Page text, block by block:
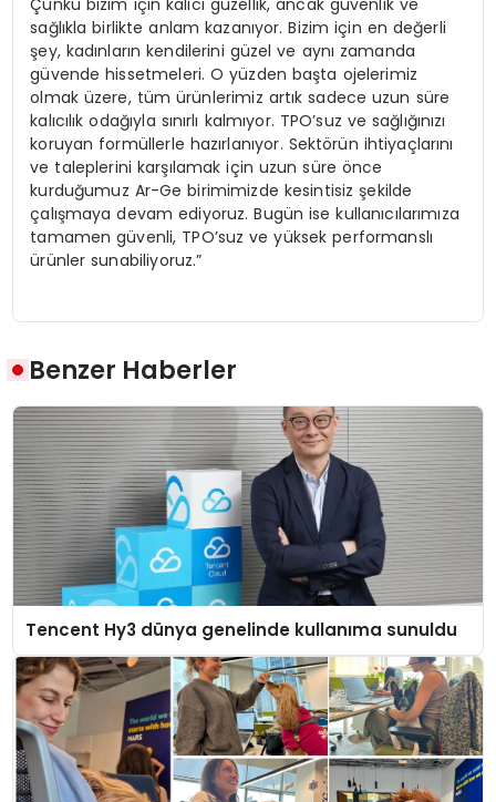
Çünkü bizim için kalıcı güzellik, ancak güvenlik ve
sağlıkla birlikte anlam kazanıyor. Bizim için en değerli
şey, kadınların kendilerini güzel ve aynı zamanda
güvende hissetmeleri. O yüzden başta ojelerimiz
olmak üzere, tüm ürünlerimiz artık sadece uzun süre
kalıcılık odağıyla sınırlı kalmıyor. TPO’suz ve sağlığınızı
koruyan formüllerle hazırlanıyor. Sektörün ihtiyaçlarını
ve taleplerini karşılamak için uzun süre önce
kurduğumuz Ar-Ge birimimizde kesintisiz şekilde
çalışmaya devam ediyoruz. Bugün ise kullanıcılarımıza
tamamen güvenli, TPO’suz ve yüksek performanslı
ürünler sunabiliyoruz.”
Benzer Haberler
Tencent Hy3 dünya genelinde kullanıma sunuldu